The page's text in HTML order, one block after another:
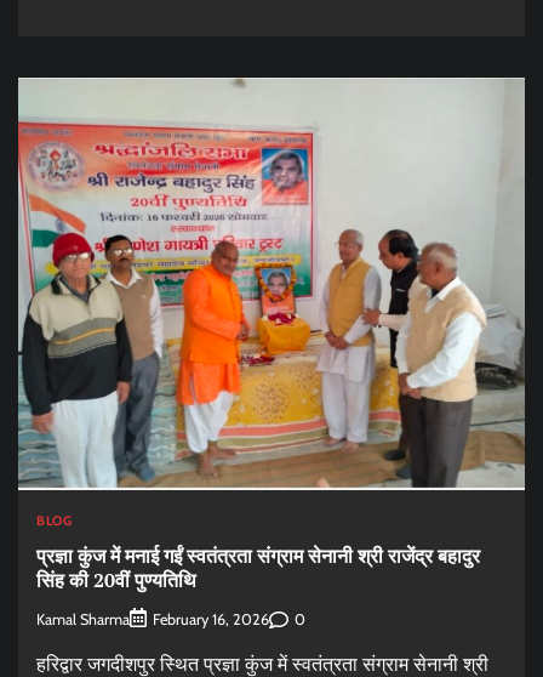
BLOG
प्रज्ञा कुंज में मनाई गईं स्वतंत्रता संग्राम सेनानी श्री राजेंद्र बहादुर
सिंह की 20वीं पुण्यतिथि
Kamal Sharma February 16, 2026 0
हरिद्वार जगदीशपुर स्थित प्रज्ञा कुंज में स्वतंत्रता संग्राम सेनानी श्री